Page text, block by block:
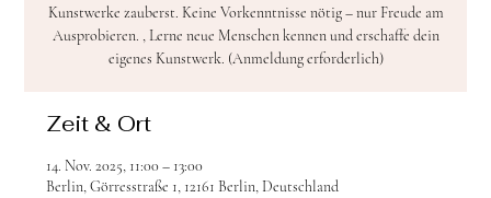
Kunstwerke zauberst. Keine Vorkenntnisse nötig – nur Freude am
Ausprobieren. , Lerne neue Menschen kennen und erschaffe dein
eigenes Kunstwerk. (Anmeldung erforderlich)
Zeit & Ort
14. Nov. 2025, 11:00 – 13:00
Berlin, Görresstraße 1, 12161 Berlin, Deutschland